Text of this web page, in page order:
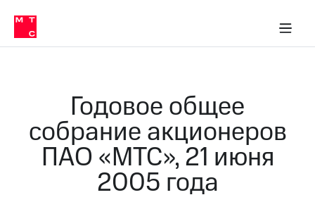
Медиа-центр
и акционерам
Устойчивое развитие
Комплаенс и деловая этика
компании
Карьера
в МТС
История
компании
Руководство
региона
в МТС
Пресс-
релизы
МТС
о технологиях
Годовое общее
собрание акционеров
ПАО «МТС», 21 июня
2005 года